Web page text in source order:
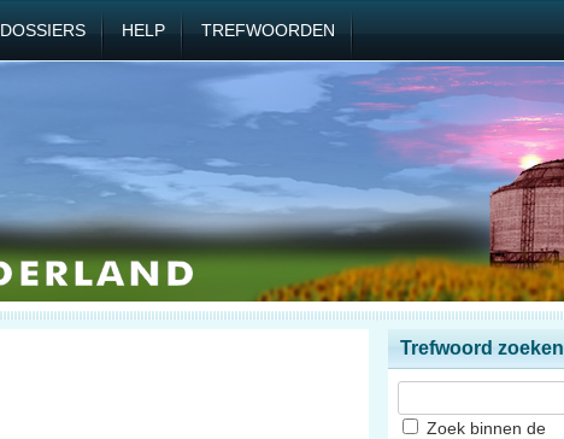
DOSSIERS HELP TREFWOORDEN
Trefwoord zoeken
Zoek binnen de